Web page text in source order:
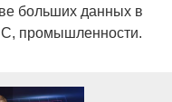
больших данных в
промышленности.